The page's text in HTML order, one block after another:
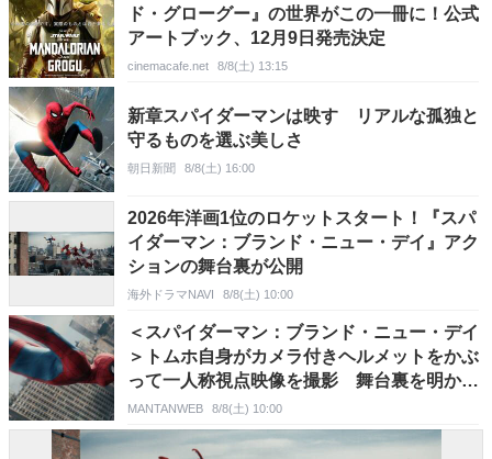
ド・グローグー』の世界がこの一冊に！公式
アートブック、12月9日発売決定
cinemacafe.net 8/8(土) 13:15
新章スパイダーマンは映す リアルな孤独と
守るものを選ぶ美しさ
朝日新聞 8/8(土) 16:00
2026年洋画1位のロケットスタート！『スパ
イダーマン：ブランド・ニュー・デイ』アク
ションの舞台裏が公開
海外ドラマNAVI 8/8(土) 10:00
＜スパイダーマン：ブランド・ニュー・デイ
＞トムホ自身がカメラ付きヘルメットをかぶ
って一人称視点映像を撮影 舞台裏を明かす
特別映像が解禁
MANTANWEB 8/8(土) 10:00